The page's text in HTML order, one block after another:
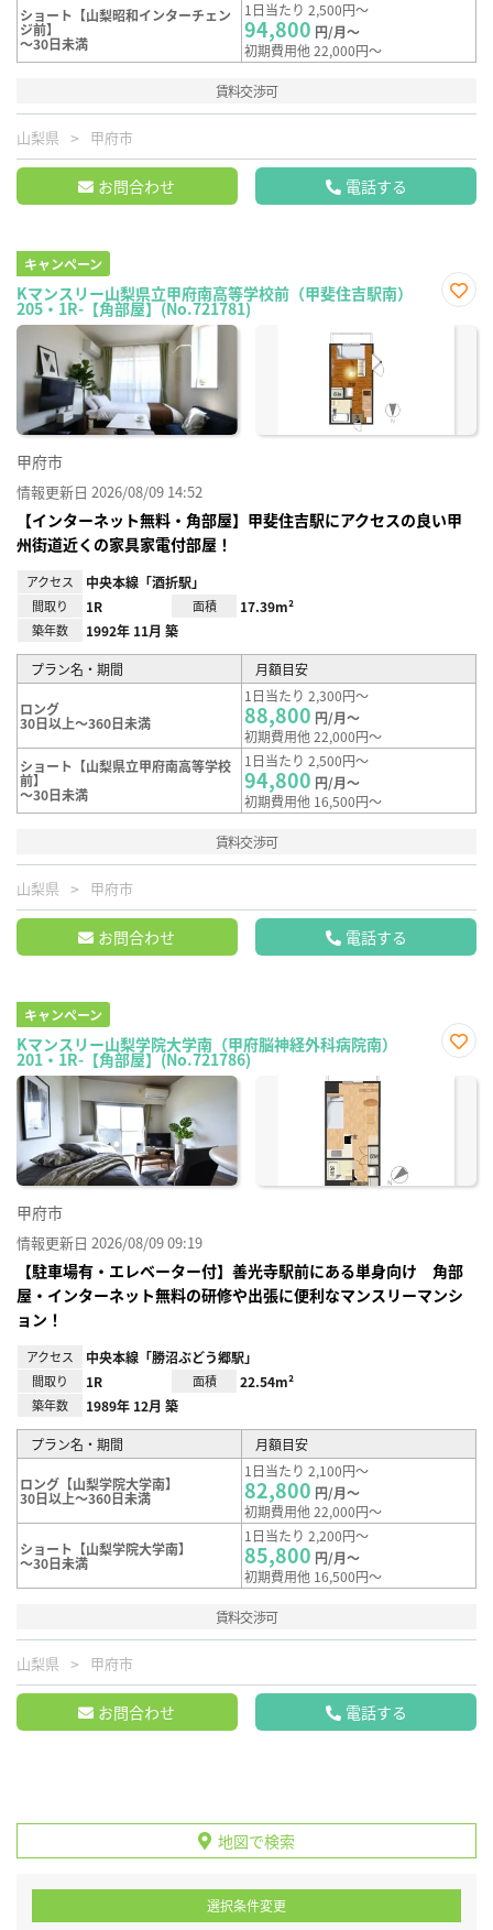
ショート【山梨昭和インターチェン
ジ前】
～30日未満
1日当たり 2,500円～
94,800 円/月～
初期費用他 22,000円～
賃料交渉可
山梨県 甲府市
お問合わせ 電話する
キャンペーン
Kマンスリー山梨県立甲府南高等学校前（甲斐住吉駅南）
205・1R-【角部屋】(No.721781)
に入
甲府市
情報更新日 2026/08/09 14:52
【インターネット無料・角部屋】甲斐住吉駅にアクセスの良い甲
州街道近くの家具家電付部屋！
アクセス 中央本線「酒折駅」
間取り 1R 面積 17.39m²
築年数 1992年 11月 築
プラン名・期間 月額目安
ロング
30日以上～360日未満
1日当たり 2,300円～
88,800 円/月～
初期費用他 22,000円～
ショート【山梨県立甲府南高等学校
前】
～30日未満
1日当たり 2,500円～
94,800 円/月～
初期費用他 16,500円～
賃料交渉可
山梨県 甲府市
お問合わせ 電話する
キャンペーン
Kマンスリー山梨学院大学南（甲府脳神経外科病院南）
201・1R-【角部屋】(No.721786)
に入
甲府市
情報更新日 2026/08/09 09:19
【駐車場有・エレベーター付】善光寺駅前にある単身向け 角部
屋・インターネット無料の研修や出張に便利なマンスリーマンシ
ョン！
アクセス 中央本線「勝沼ぶどう郷駅」
間取り 1R 面積 22.54m²
築年数 1989年 12月 築
プラン名・期間 月額目安
ロング【山梨学院大学南】
30日以上～360日未満
1日当たり 2,100円～
82,800 円/月～
初期費用他 22,000円～
ショート【山梨学院大学南】
～30日未満
1日当たり 2,200円～
85,800 円/月～
初期費用他 16,500円～
賃料交渉可
山梨県 甲府市
お問合わせ 電話する
地図で検索
選択条件変更